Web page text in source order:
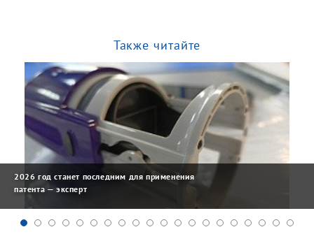
Также читайте
2026 год станет последним для применения
патента — эксперт